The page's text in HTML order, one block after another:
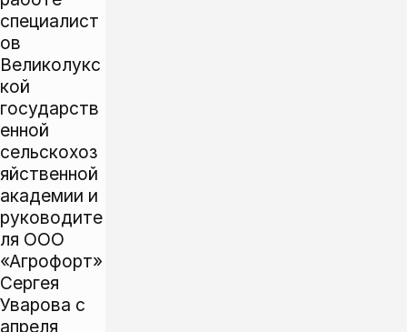
специалист
ов
Великолукс
кой
государств
енной
сельскохоз
яйственной
академии и
руководите
ля ООО
«Агрофорт»
Сергея
Уварова с
апреля